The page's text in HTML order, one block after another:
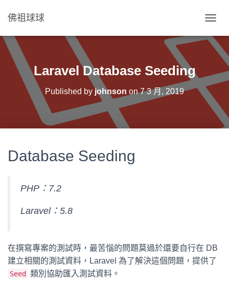
佛祖球球
O
G
E
N
A
Laravel Database Seeding
Published by johnson on7 3 月, 2019
Database Seeding
PHP：7.2
Laravel：5.8
在撰寫專案的測試時，最苦惱的問題莫過於還要自行在 DB
建立相關的測試資料，Laravel 為了解決這個問題，提供了
Seed 類別協助匯入測試資料。